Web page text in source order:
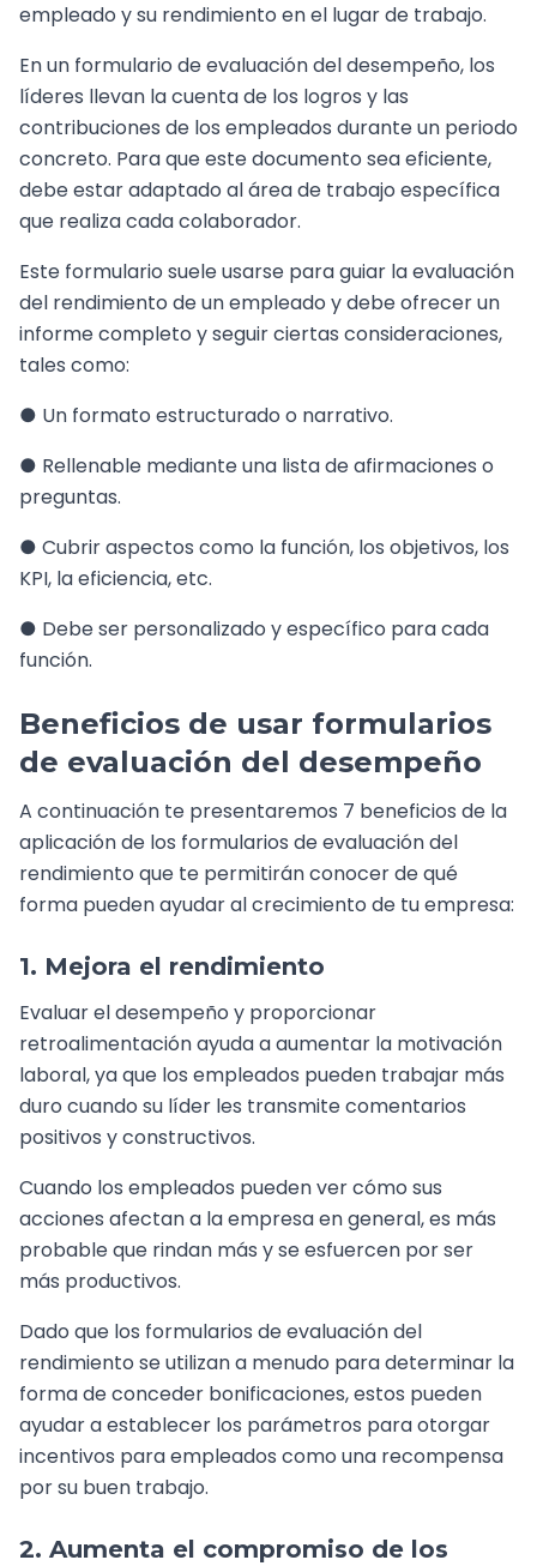
empleado y su rendimiento en el lugar de trabajo.
En un formulario de evaluación del desempeño, los
líderes llevan la cuenta de los logros y las
contribuciones de los empleados durante un periodo
concreto. Para que este documento sea eficiente,
debe estar adaptado al área de trabajo específica
que realiza cada colaborador.
Este formulario suele usarse para guiar la evaluación
del rendimiento de un empleado y debe ofrecer un
informe completo y seguir ciertas consideraciones,
tales como:
● Un formato estructurado o narrativo.
● Rellenable mediante una lista de afirmaciones o
preguntas.
● Cubrir aspectos como la función, los objetivos, los
KPI, la eficiencia, etc.
● Debe ser personalizado y específico para cada
función.
Beneficios de usar formularios
de evaluación del desempeño
A continuación te presentaremos 7 beneficios de la
aplicación de los formularios de evaluación del
rendimiento que te permitirán conocer de qué
forma pueden ayudar al crecimiento de tu empresa:
1. Mejora el rendimiento
Evaluar el desempeño y proporcionar
retroalimentación ayuda a aumentar la motivación
laboral, ya que los empleados pueden trabajar más
duro cuando su líder les transmite comentarios
positivos y constructivos.
Cuando los empleados pueden ver cómo sus
acciones afectan a la empresa en general, es más
probable que rindan más y se esfuercen por ser
más productivos.
Dado que los formularios de evaluación del
rendimiento se utilizan a menudo para determinar la
forma de conceder bonificaciones, estos pueden
ayudar a establecer los parámetros para otorgar
incentivos para empleados como una recompensa
por su buen trabajo.
2. Aumenta el compromiso de los